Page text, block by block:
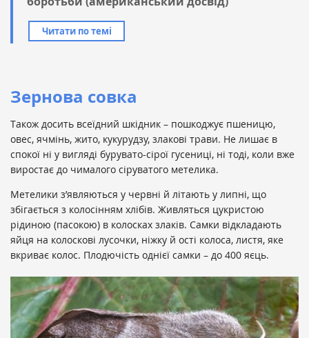
Читати по темі
Зернова совка
Також досить всеїдний шкідник – пошкоджує пшеницю,
овес, ячмінь, жито, кукурудзу, злакові трави. Не лишає в
спокої ні у вигляді бурувато-сірої гусениці, ні тоді, коли вже
виростає до чималого сіруватого метелика.
Метелики з’являються у червні й літають у липні, що
збігається з колосінням хлібів. Живляться цукристою
рідиною (пасокою) в колосках злаків. Самки відкладають
яйця на колоскові лусочки, ніжку й ості колоса, листя, яке
вкриває колос. Плодючість однієї самки – до 400 яєць.